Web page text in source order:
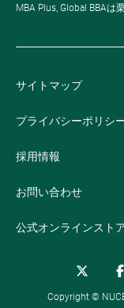
MBA Plus, Global BBAは
サイトマップ
プライバシーポリシ
採用情報
お問い合わせ
公式オンラインスト
Copyright ©